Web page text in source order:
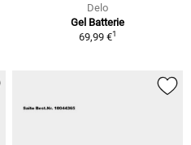
Delo
Gel Batterie
69,99 €1